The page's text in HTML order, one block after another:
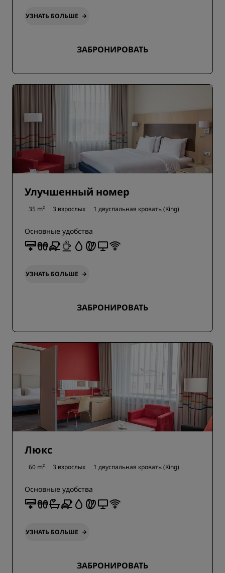
УЗНАТЬ БОЛЬШЕ
ЗАБРОНИРОВАТЬ
Улучшенный номер
35 m² 3 взрослых 1 двуспальная кровать (King)
Основные удобства
УЗНАТЬ БОЛЬШЕ
ЗАБРОНИРОВАТЬ
Люкс
60 m² 3 взрослых 1 двуспальная кровать (King)
Основные удобства
УЗНАТЬ БОЛЬШЕ
ЗАБРОНИРОВАТЬ